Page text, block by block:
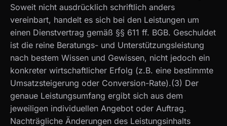
Soweit nicht ausdrücklich schriftlich anders
vereinbart, handelt es sich bei den Leistungen um
einen Dienstvertrag gemäß §§ 611 ff. BGB. Geschuldet
ist die reine Beratungs- und Unterstützungsleistung
nach bestem Wissen und Gewissen, nicht jedoch ein
konkreter wirtschaftlicher Erfolg (z.B. eine bestimmte
Umsatzsteigerung oder Conversion-Rate).(3) Der
genaue Leistungsumfang ergibt sich aus dem
jeweiligen individuellen Angebot oder Auftrag.
Nachträgliche Änderungen des Leistungsinhalts